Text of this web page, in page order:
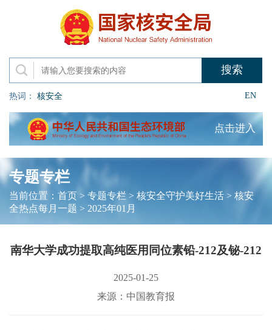
热词： 核安全 EN
点击进入
专题专栏
当前位置： 首页> 专题专栏> 核安全守护美好生活> 核安
全热点每月一题 > 2025年01月
南华大学成功提取高纯医用同位素铅-212及铋-212
2025-01-25
来源：中国教育报